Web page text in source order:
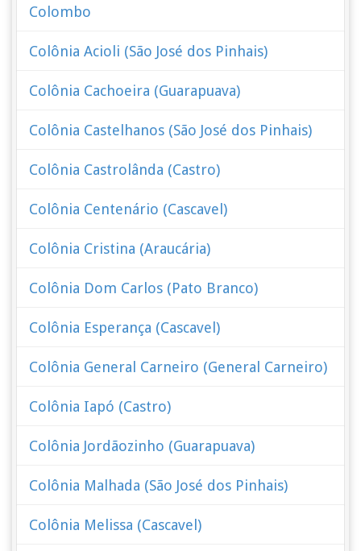
Colombo
Colônia Acioli (São José dos Pinhais)
Colônia Cachoeira (Guarapuava)
Colônia Castelhanos (São José dos Pinhais)
Colônia Castrolânda (Castro)
Colônia Centenário (Cascavel)
Colônia Cristina (Araucária)
Colônia Dom Carlos (Pato Branco)
Colônia Esperança (Cascavel)
Colônia General Carneiro (General Carneiro)
Colônia Iapó (Castro)
Colônia Jordãozinho (Guarapuava)
Colônia Malhada (São José dos Pinhais)
Colônia Melissa (Cascavel)